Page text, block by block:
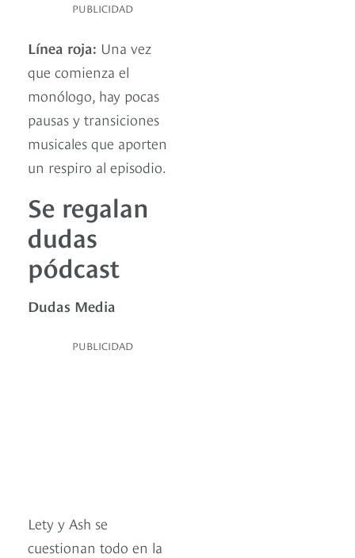
PUBLICIDAD
Línea roja: Una vez
que comienza el
monólogo, hay pocas
pausas y transiciones
musicales que aporten
un respiro al episodio.
Se regalan
dudas
pódcast
Dudas Media
PUBLICIDAD
Lety y Ash se
cuestionan todo en la